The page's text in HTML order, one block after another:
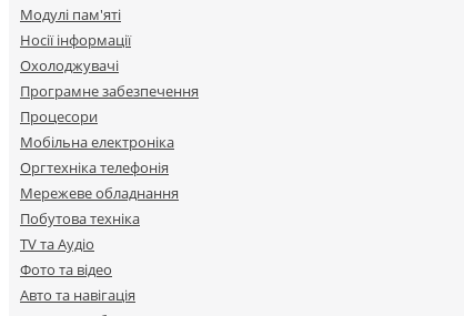
Модулі пам'яті
Носії інформації
Охолоджувачі
Програмне забезпечення
Процесори
Мобільна електроніка
Оргтехніка телефонія
Мережеве обладнання
Побутова техніка
TV та Аудіо
Фото та відео
Авто та навігація